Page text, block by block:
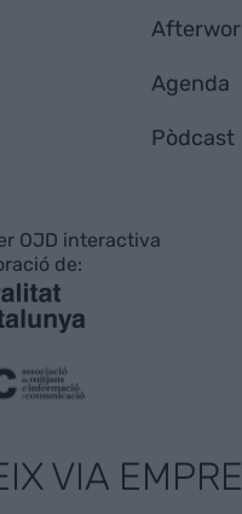
Agenda
Pòdcast
OJD interactiva
de:
VIA